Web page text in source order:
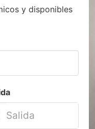
y disponibles